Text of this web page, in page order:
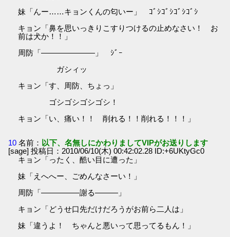
妹「んー……キョンくんの匂いー」 ｺﾞｼｺﾞｼｺﾞｼｺﾞｼ
キョン「鼻を思いっきりこすりつけるの止めなさい！ お
前は犬か！！」
周防「―――――――」 ｼﾞｰ
ガシィッ
キョン「す、周防、ちょっ」
ゴシゴシゴシゴシ！
キョン「い、痛い！！ 削れる！！削れる！！！」
10 名前： 以下、名無しにかわりましてVIPがお送りします
[sage] 投稿日：2010/06/10(木) 00:42:02.28 ID:+6UKtyGc0
キョン「ったく、酷い目に遭った」
妹「えへへー、ごめんなさーい！」
周防「―――――謝る―――」
キョン「どうせ口先だけだろうがお前ら二人は」
妹「違うよ！ ちゃんと悪いって思ってるもん！」